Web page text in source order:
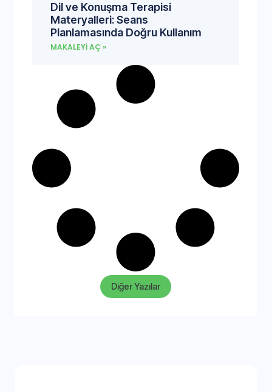
Dil ve Konuşma Terapisi
Materyalleri: Seans
Planlamasında Doğru Kullanım
MAKALEYI AÇ »
Diğer Yazılar